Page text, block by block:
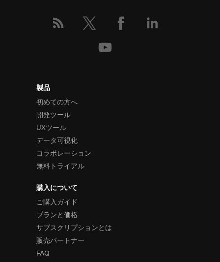
製品
初めての方へ
開発ツール
UXツール
データ可視化
コラボレーション
無料トライアル
購入について
ご購入ガイド
プランと価格
サブスクリプションとは
販売パートナー
FAQ